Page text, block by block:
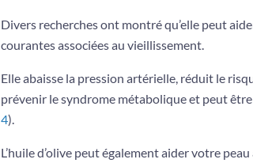
Divers recherches ont montré qu’elle peut
courantes associées au vieillissement.
Elle abaisse la pression artérielle, réduit le
prévenir le syndrome métabolique et peut
4).
L’huile d’olive peut également aider votre